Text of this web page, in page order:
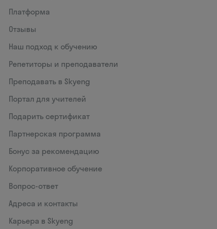
Платформа
Отзывы
Наш подход к обучению
Репетиторы и преподаватели
Преподавать в Skyeng
Портал для учителей
Подарить сертификат
Партнерская программа
Бонус за рекомендацию
Корпоративное обучение
Вопрос-ответ
Адреса и контакты
Карьера в Skyeng